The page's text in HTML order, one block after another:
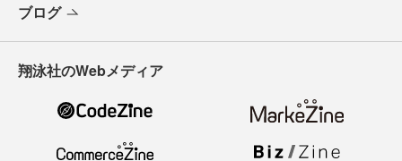
ブログ
翔泳社のWebメディア